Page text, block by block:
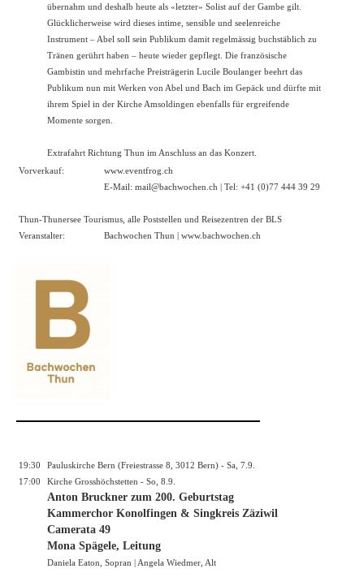
übernahm und deshalb heute als «letzter» Solist auf der Gambe gilt.
Glücklicherweise wird dieses intime, sensible und seelenreiche
Instrument – Abel soll sein Publikum damit regelmässig buchstäblich zu
Tränen gerührt haben – heute wieder gepflegt. Die französische
Gambistin und mehrfache Preisträgerin Lucile Boulanger beehrt das
Publikum nun mit Werken von Abel und Bach im Gepäck und dürfte mit
ihrem Spiel in der Kirche Amsoldingen ebenfalls für ergreifende
Momente sorgen.
Extrafahrt Richtung Thun im Anschluss an das Konzert.
Vorverkauf:
www.eventfrog.ch
E-Mail: mail@bachwochen.ch | Tel: +41 (0)77 444 39 29
Thun-Thunersee Tourismus, alle Poststellen und Reisezentren der BLS
Veranstalter:
Bachwochen Thun | www.bachwochen.ch
19:30
Pauluskirche Bern (Freiestrasse 8, 3012 Bern) - Sa, 7.9.
17:00
Kirche Grosshöchstetten - So, 8.9.
Anton Bruckner zum 200. Geburtstag
Kammerchor Konolfingen & Singkreis Zäziwil
Camerata 49
Mona Spägele, Leitung
Daniela Eaton, Sopran | Angela Wiedmer, Alt